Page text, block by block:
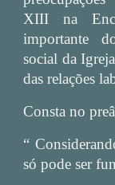
XIII na
importante
social da
das relações
Consta no
“
só pode ser